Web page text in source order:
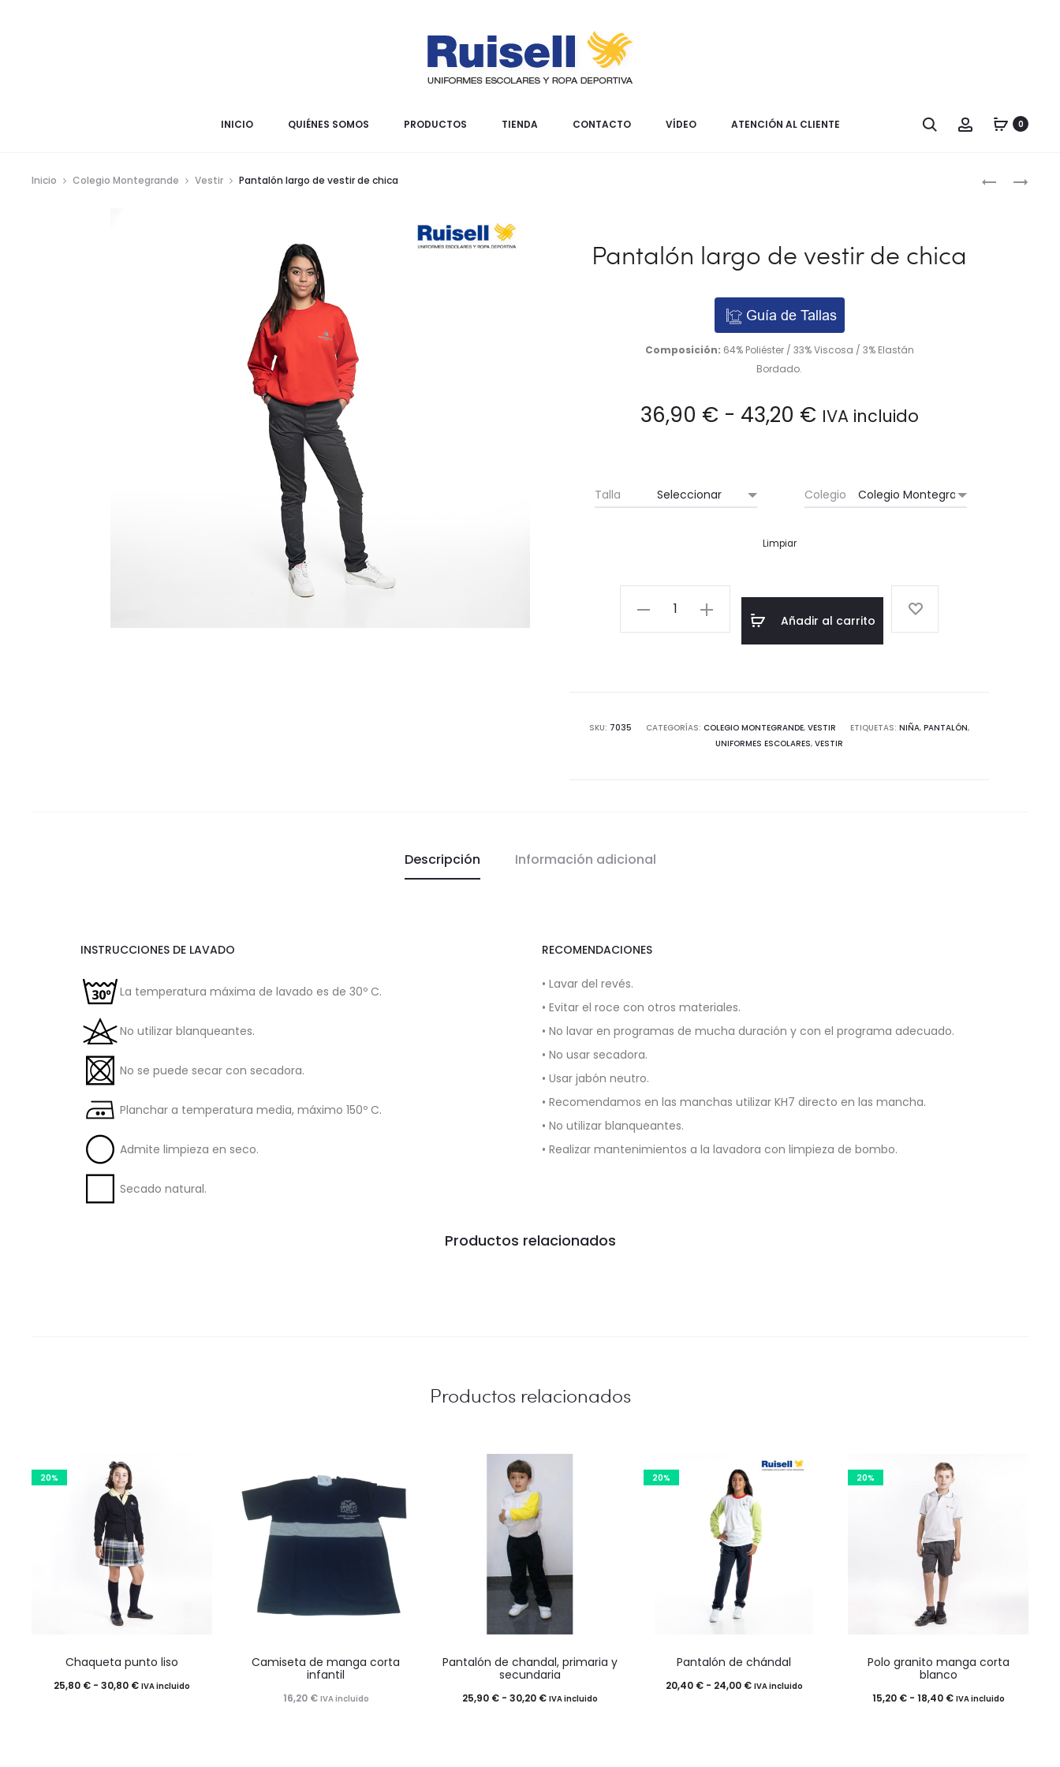
INICIO QUIÉNES SOMOS PRODUCTOS TIENDA CONTACTO VÍDEO ATENCIÓN AL CLIENTE Buscar Cuenta 0
PANTALÓN
FALDA
Inicio Colegio Montegrande Vestir Pantalón largo de vestir de chica
Pantalón largo de vestir de chica
Guía de Tallas
Composición: 64% Poliéster / 33% Viscosa / 3% Elastán
Bordado.
36,90 € - 43,20 €Rango
precios:
36,90 €
hasta
IVA incluido
Talla Colegio
Limpiar
Pantalón
cantidad
Añadir al carrito
SKU: 7035 CATEGORÍAS: COLEGIO MONTEGRANDE, VESTIR ETIQUETAS: NIÑA, PANTALÓN,
UNIFORMES ESCOLARES, VESTIR
Descripción Información adicional
INSTRUCCIONES DE LAVADO
La temperatura máxima de lavado es de 30º C.
No utilizar blanqueantes.
No se puede secar con secadora.
Planchar a temperatura media, máximo 150º C.
Admite limpieza en seco.
Secado natural.
RECOMENDACIONES
• Lavar del revés.
• Evitar el roce con otros materiales.
• No lavar en programas de mucha duración y con el programa adecuado.
• No usar secadora.
• Usar jabón neutro.
• Recomendamos en las manchas utilizar KH7 directo en las mancha.
• No utilizar blanqueantes.
• Realizar mantenimientos a la lavadora con limpieza de bombo.
Productos relacionados
Productos relacionados
20%
producto
tiene
Chaqueta punto liso
25,80 € - 30,80 €Rango
IVA incluido
producto
tiene
Camiseta de manga corta
infantil
16,20 € IVA incluido
producto
tiene
Pantalón de chandal, primaria y
secundaria
25,90 € - 30,20 €Rango
IVA incluido
20%
producto
tiene
Pantalón de chándal
20,40 € - 24,00 €Rango
IVA incluido
20%
producto
tiene
Polo granito manga corta
blanco
15,20 € - 18,40 €Rango
IVA incluido